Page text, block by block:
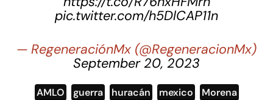
pic.twitter.com/h5DlCAP11n
— RegeneraciónMx (@RegeneracionMx)
September 20, 2023
AMLO guerra huracán mexico Morena